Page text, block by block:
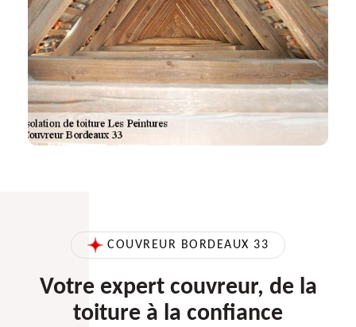
COUVREUR BORDEAUX 33
Votre expert couvreur, de la
toiture à la confiance